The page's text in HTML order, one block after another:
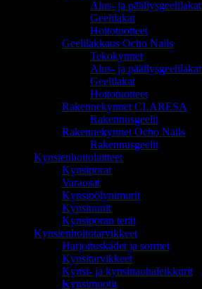
Alus- ja päällysgeelilakat
Geelilakat
Hoitotuotteet
Geelilakkaus Ocho Nails
Tekokynnet
Alus- ja päällysgeelilakat
Geelilakat
Hoitotuotteet
Rakennekynnet CLARESA
Rakennusgeelit
Rakennekynnet Ocho Nails
Rakennusgeelit
Kynsienhoitolaitteet
Kynsiporat
Varaosat
Kynsipölynimurit
Kynsiuunit
Kynsiporan terät
Kynsienhoitotarvikkeet
Harjoituskädet ja sormet
Kynsitarvikkeet
Kynsi- ja kynsinauhaleikkurit
Kynsimuotit